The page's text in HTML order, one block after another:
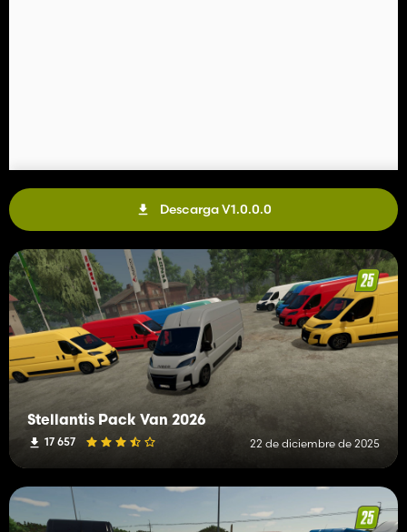
Descarga V1.0.0.0
Stellantis Pack Van 2026
17 657 22 de diciembre de 2025